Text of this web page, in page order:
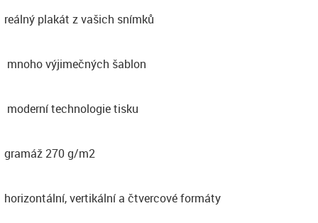
reálný plakát z vašich snímků
mnoho výjimečných šablon
moderní technologie tisku
gramáž 270 g/m2
horizontální, vertikální a čtvercové formáty